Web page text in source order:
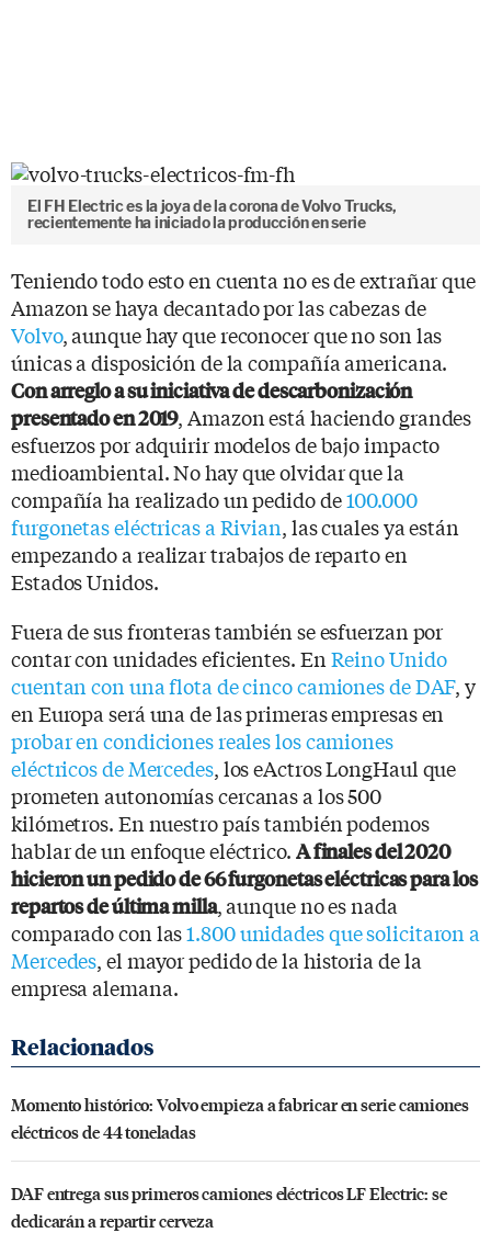
El FH Electric es la joya de la corona de Volvo Trucks,
recientemente ha iniciado la producción en serie
Teniendo todo esto en cuenta no es de extrañar que
Amazon se haya decantado por las cabezas de
Volvo, aunque hay que reconocer que no son las
únicas a disposición de la compañía americana.
Con arreglo a su iniciativa de descarbonización
presentado en 2019, Amazon está haciendo grandes
esfuerzos por adquirir modelos de bajo impacto
medioambiental. No hay que olvidar que la
compañía ha realizado un pedido de100.000
furgonetas eléctricas a Rivian, las cuales ya están
empezando a realizar trabajos de reparto en
Estados Unidos.
Fuera de sus fronteras también se esfuerzan por
contar con unidades eficientes. EnReino Unido
cuentan con una flota de cinco camiones de DAF, y
en Europa será una de las primeras empresas en
probar en condiciones reales los camiones
eléctricos de Mercedes, los eActros LongHaul que
prometen autonomías cercanas a los 500
kilómetros. En nuestro país también podemos
hablar de un enfoque eléctrico. A finales del 2020
hicieron un pedido de 66 furgonetas eléctricas para los
repartos de última milla, aunque no es nada
comparado con las1.800 unidades que solicitaron a
Mercedes, el mayor pedido de la historia de la
empresa alemana.
Momento histórico: Volvo empieza a fabricar en serie camiones
eléctricos de 44 toneladas
DAF entrega sus primeros camiones eléctricos LF Electric: se
dedicarán a repartir cerveza